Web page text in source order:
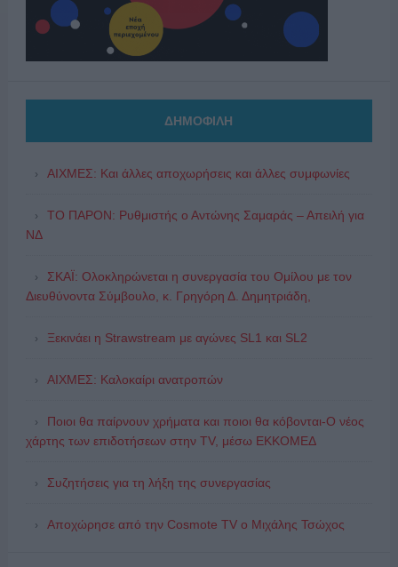
ΔΗΜΟΦΙΛΗ
ΑΙΧΜΕΣ: Και άλλες αποχωρήσεις και άλλες συμφωνίες
ΤΟ ΠΑΡΟΝ: Ρυθμιστής ο Αντώνης Σαμαράς – Απειλή για
ΝΔ
ΣΚΑΪ: Ολοκληρώνεται η συνεργασία του Ομίλου με τον
Διευθύνοντα Σύμβουλο, κ. Γρηγόρη Δ. Δημητριάδη,
Ξεκινάει η Strawstream με αγώνες SL1 και SL2
ΑΙΧΜΕΣ: Καλοκαίρι ανατροπών
Ποιοι θα παίρνουν χρήματα και ποιοι θα κόβονται-Ο νέος
χάρτης των επιδοτήσεων στην TV, μέσω ΕΚΚΟΜΕΔ
Συζητήσεις για τη λήξη της συνεργασίας
Αποχώρησε από την Cosmote TV o Μιχάλης Τσώχος